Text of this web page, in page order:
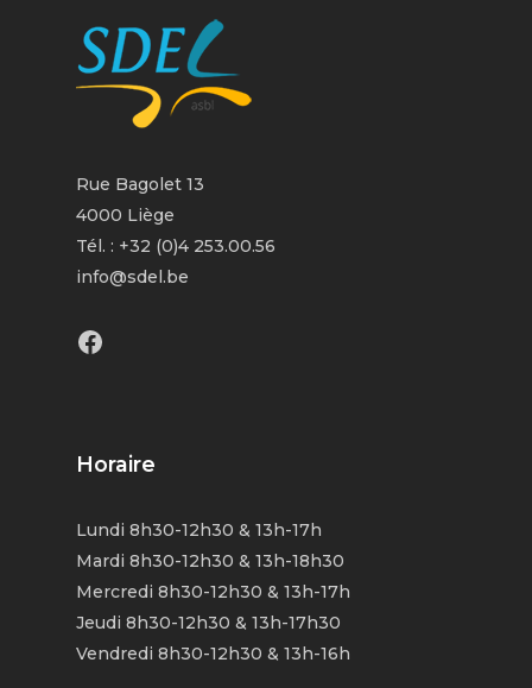
Rue Bagolet 13
4000 Liège
Tél. : +32 (0)4 253.00.56
info@sdel.be
Facebook
Horaire
Lundi 8h30-12h30 & 13h-17h
Mardi 8h30-12h30 & 13h-18h30
Mercredi 8h30-12h30 & 13h-17h
Jeudi 8h30-12h30 & 13h-17h30
Vendredi 8h30-12h30 & 13h-16h